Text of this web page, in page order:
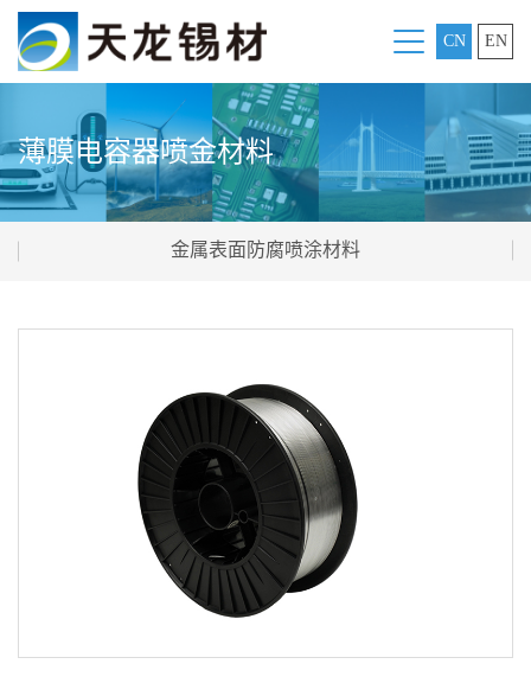
CN EN
薄膜电容器喷金材料
金属表面防腐喷涂材料